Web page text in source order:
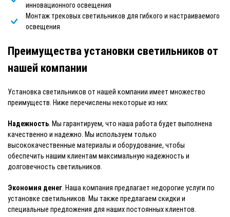
инновационного освещения
Монтаж трековых светильников для гибкого и настраиваемого
освещения
Преимущества установки светильников от
нашей компании
Установка светильников от нашей компании имеет множество
преимуществ. Ниже перечислены некоторые из них:
Надежность . Мы гарантируем, что наша работа будет выполнена
качественно и надежно. Мы используем только
высококачественные материалы и оборудование, чтобы
обеспечить нашим клиентам максимальную надежность и
долговечность светильников.
Экономия денег . Наша компания предлагает недорогие услуги по
установке светильников. Мы также предлагаем скидки и
специальные предложения для наших постоянных клиентов.